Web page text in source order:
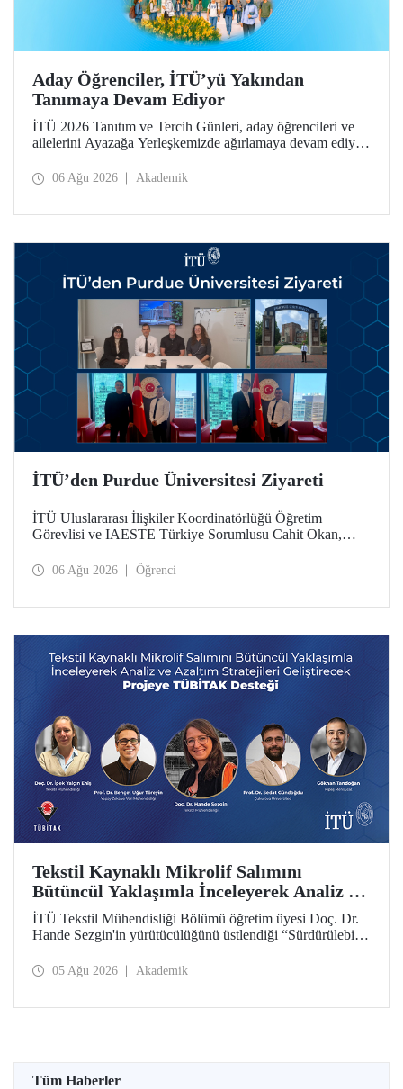
Aday Öğrenciler, İTÜ’yü Yakından
Tanımaya Devam Ediyor
İTÜ 2026 Tanıtım ve Tercih Günleri, aday öğrencileri ve
ailelerini Ayazağa Yerleşkemizde ağırlamaya devam ediyor.
ilgili fakülte ve birimler adaylara bilgi vermeye devam
06 Ağu 2026 Akademik
İTÜ’den Purdue Üniversitesi Ziyareti
İTÜ Uluslararası İlişkiler Koordinatörlüğü Öğretim
Görevlisi ve IAESTE Türkiye Sorumlusu Cahit Okan,
Temmuz tarihlerinde ABD’de dünyanın önde gelen
06 Ağu 2026 Öğrenci
Tekstil Kaynaklı Mikrolif Salımını
Bütüncül Yaklaşımla İnceleyerek Analiz ve
Azaltım Stratejileri Geliştirecek Projeye
TÜBİTAK Desteği
İTÜ Tekstil Mühendisliği Bölümü öğretim üyesi Doç. Dr.
Hande Sezgin'in yürütücülüğünü üstlendiği “Sürdürülebilir
Koşullarına Bağlı Mikrolif Salımı: Aşınma, UV Maruziyeti
05 Ağu 2026 Akademik
Tüm Haberler